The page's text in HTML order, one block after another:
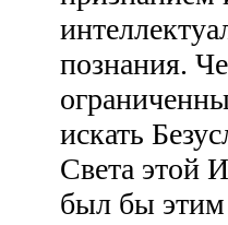
познания.
искать
Света этой
был бы этим